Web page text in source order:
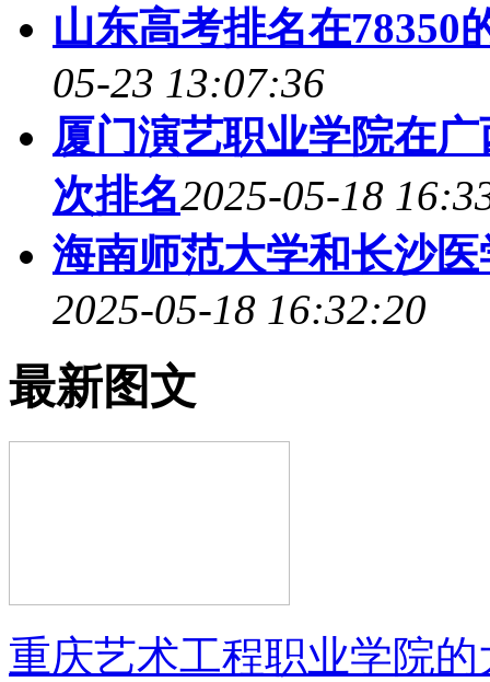
山东高考排名在78350
05-23 13:07:36
厦门演艺职业学院在
次排名2025-05-18
海南师范大学和长沙
2025-05-18 16:32:20
最新图文
重庆艺术工程职业学院的